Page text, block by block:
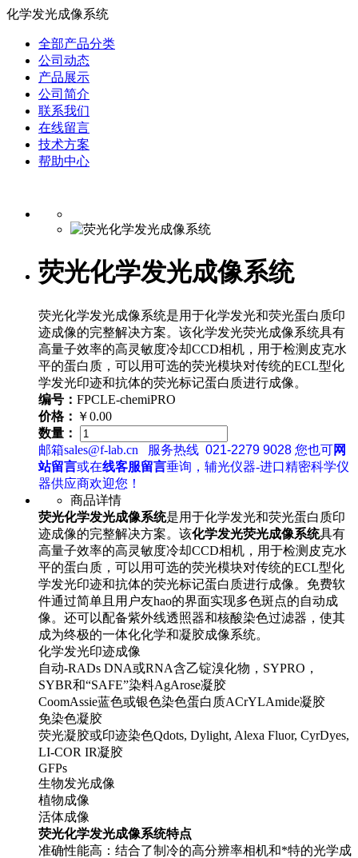
化学发光成像系统
全部产品分类
公司动态
产品展示
公司简介
联系我们
在线留言
技术方案
帮助中心
荧光化学发光成像系统
荧光化学发光成像系统是用于化学发光和荧光蛋白质印
迹成像的完整解决方案。该化学发光荧光成像系统具有
高量子效率的高灵敏度冷却CCD相机，用于检测皮克水
平的蛋白质，可以用可选的荧光模块对传统的ECL型化
学发光印迹和抗体的荧光标记蛋白质进行成像。
编号： FPCLE-chemiPRO
价格： ￥0.00
数量：
邮箱sales@f-lab.cn
服务热线 021-2279 9028 您也可网
站留言或在线客服留言垂询，辅光仪器-进口精密科学仪
器供应商欢迎您！
商品详情
荧光化学发光成像系统是用于化学发光和荧光蛋白质印
迹成像的完整解决方案。该化学发光荧光成像系统具有
高量子效率的高灵敏度冷却CCD相机，用于检测皮克水
平的蛋白质，可以用可选的荧光模块对传统的ECL型化
学发光印迹和抗体的荧光标记蛋白质进行成像。免费软
件通过简单且用户友hao的界面实现多色斑点的自动成
像。还可以配备紫外线透照器和核酸染色过滤器，使其
成为终极的一体化化学和凝胶成像系统。
化学发光印迹成像
自动-RADs DNA或RNA含乙锭溴化物，SYPRO，
SYBR和“SAFE”染料AgArose凝胶
CoomAssie蓝色或银色染色蛋白质ACrYLAmide凝胶
免染色凝胶
荧光凝胶或印迹染色Qdots, Dylight, Alexa Fluor, CyrDyes,
LI-COR IR凝胶
GFPs
生物发光成像
植物成像
活体成像
荧光化学发光成像系统特点
准确性能高：结合了制冷的高分辨率相机和*特的光学成